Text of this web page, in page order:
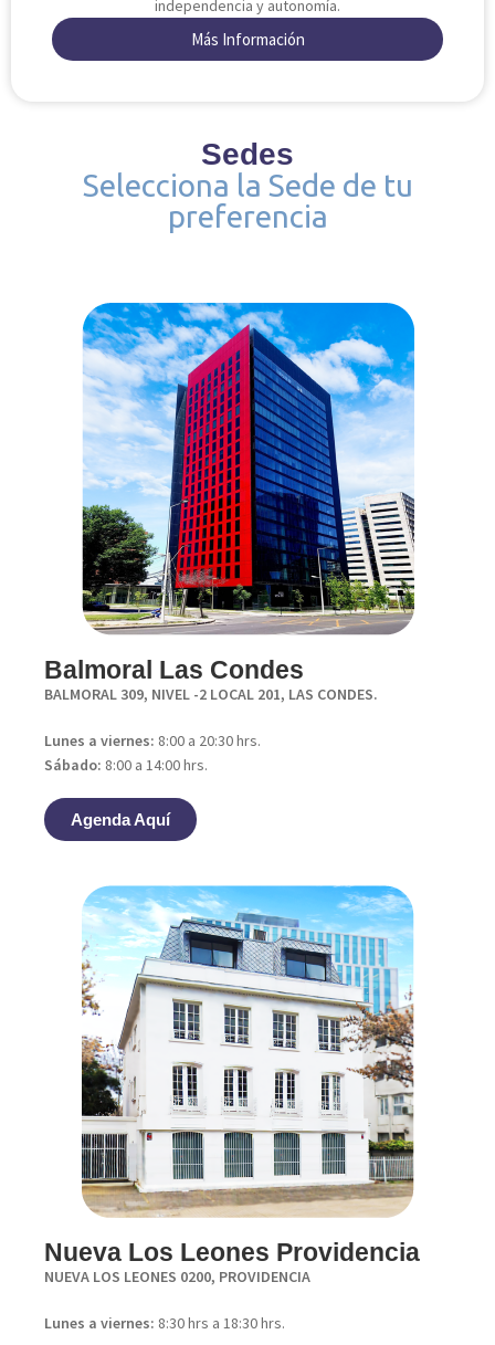
independencia y autonomía.
Más Información
Sedes
Selecciona la Sede de tu
preferencia
Balmoral Las Condes
BALMORAL 309, NIVEL -2 LOCAL 201, LAS CONDES.
Lunes a viernes: 8:00 a 20:30 hrs.
Sábado: 8:00 a 14:00 hrs.
Agenda Aquí
Nueva Los Leones Providencia
NUEVA LOS LEONES 0200, PROVIDENCIA
Lunes a viernes: 8:30 hrs a 18:30 hrs.